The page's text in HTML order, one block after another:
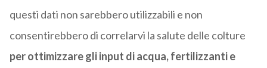
questi dati non sarebbero utilizzabili e non
consentirebbero di correlarvi la salute delle colture
per ottimizzare gli input di acqua, fertilizzanti e